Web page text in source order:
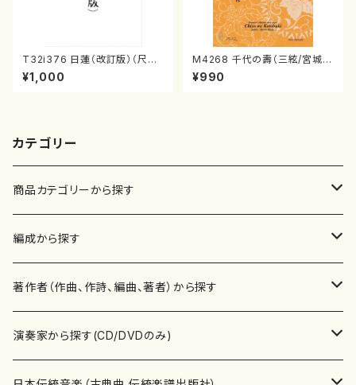
T32i376 日蓮（改訂版）（尺八/
宮城道雄/楽譜）都山流公刊楽譜
曲番:2081
¥1,000
M4268 千代の壽（三絃/宮城道
雄著・宮城宗家監修/三絃楽譜）
¥990
カテゴリー
商品カテゴリーから探す
楽譜
書籍
書籍
テキストブック
CD・DVD
編成から探す
邦楽器
箏・琴（ソロ）
箏・琴（合奏）
合唱
混声合唱
著作者（作曲、作詩、編曲、著者）から探す
あ行
青木省三(アオキ ショウゾウ)
演奏家から探す(CD/DVDのみ)